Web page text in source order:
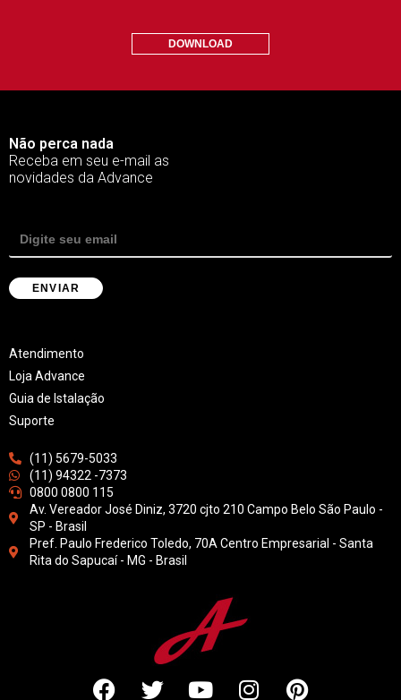
DOWNLOAD
Não perca nada
Receba em seu e-mail as
novidades da Advance
Atendimento
Loja Advance
Guia de Istalação
Suporte
(11) 5679-5033
(11) 94322 -7373
0800 0800 115
Av. Vereador José Diniz, 3720 cjto 210 Campo Belo São Paulo -
SP - Brasil
Pref. Paulo Frederico Toledo, 70A Centro Empresarial - Santa
Rita do Sapucaí - MG - Brasil